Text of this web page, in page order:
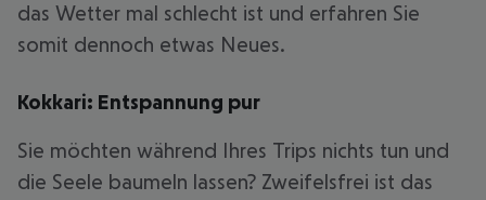
das Wetter mal schlecht ist und erfahren Sie
somit dennoch etwas Neues.
Kokkari: Entspannung pur
Sie möchten während Ihres Trips nichts tun und
die Seele baumeln lassen? Zweifelsfrei ist das